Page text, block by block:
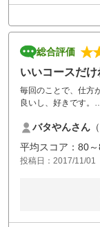
総合評価
いいコースだけ
毎回のことで、仕方
良いし、好きです。
があります。無料サ
ていません。
シャワ－だけでも、
が・・・・
入浴はいただけませ
バタやんさん
平均スコア：80
投稿日：2017/11/01